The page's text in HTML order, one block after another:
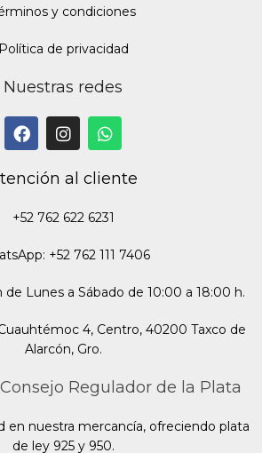
y condiciones
Política de privacidad
Nuestras redes
al cliente
+52 762 622 6231
+52 762 111 7406
de Lunes a Sábado de 10:00 a 18:00 h.
4, Centro, 40200 Taxco de
Alarcón, Gro.
Regulador de la Plata
en nuestra mercancía, ofreciendo plata
de ley 925 y 950.